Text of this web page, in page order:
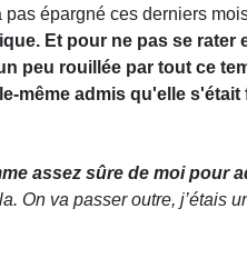
épargné ces derniers
Et pour ne pas se rater
peu rouillée par tout ce
même admis qu'elle s'était
assez sûre de moi pour
On va passer outre, j’étais